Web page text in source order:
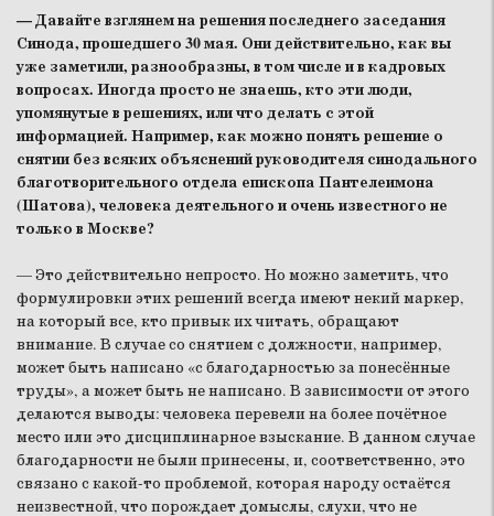
— Давайте взглянем на решения последнего заседания
Синода, прошедшего 30 мая. Они действительно, как вы
уже заметили, разнообразны, в том числе и в кадровых
вопросах. Иногда просто не знаешь, кто эти люди,
упомянутые в решениях, или что делать с этой
информацией. Например, как можно понять решение о
снятии без всяких объяснений руководителя синодального
благотворительного отдела епископа Пантелеимона
(Шатова), человека деятельного и очень известного не
только в Москве?
— Это действительно непросто. Но можно заметить, что
формулировки этих решений всегда имеют некий маркер,
на который все, кто привык их читать, обращают
внимание. В случае со снятием с должности, например,
может быть написано «с благодарностью за понесённые
труды», а может быть не написано. В зависимости от этого
делаются выводы: человека перевели на более почётное
место или это дисциплинарное взыскание. В данном случае
благодарности не были принесены, и, соответственно, это
связано с какой-то проблемой, которая народу остаётся
неизвестной, что порождает домыслы, слухи, что не